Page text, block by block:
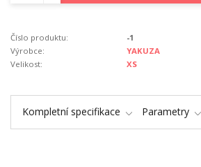
Číslo produktu:
-1
Výrobce:
YAKUZA
Velikost:
XS
Kompletní specifikace Parametry